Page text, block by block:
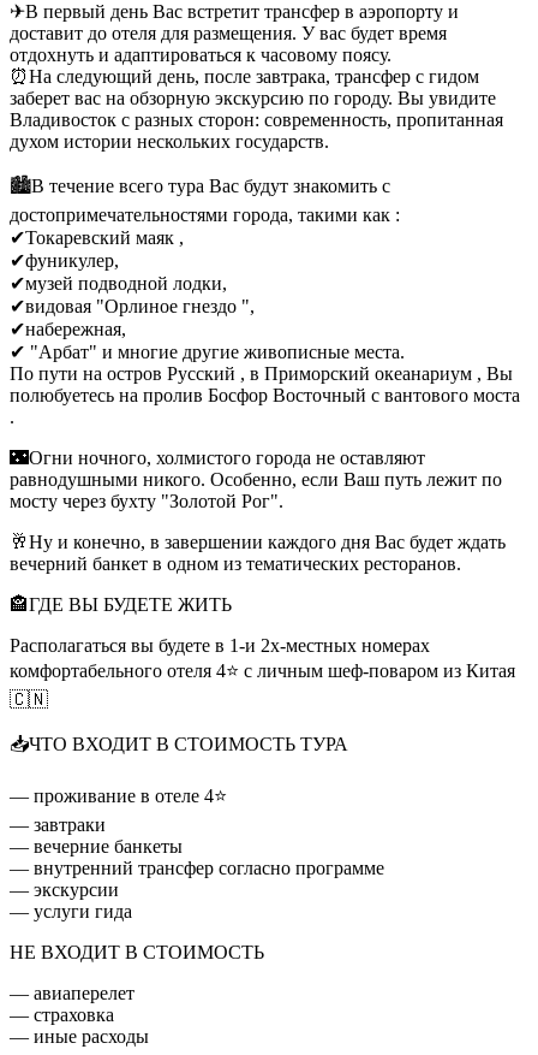
✈В первый день Вас встретит трансфер в аэропорту и
доставит до отеля для размещения. У вас будет время
отдохнуть и адаптироваться к часовому поясу.
⏰На следующий день, после завтрака, трансфер с гидом
заберет вас на обзорную экскурсию по городу. Вы увидите
Владивосток с разных сторон: современность, пропитанная
духом истории нескольких государств.
🏙В течение всего тура Вас будут знакомить с
достопримечательностями города, такими как :
✔Токаревский маяк ,
✔фуникулер,
✔музей подводной лодки,
✔видовая "Орлиное гнездо ",
✔набережная,
✔ "Арбат" и многие другие живописные места.
По пути на остров Русский , в Приморский океанариум , Вы
полюбуетесь на пролив Босфор Восточный с вантового моста
.
🌃Огни ночного, холмистого города не оставляют
равнодушными никого. Особенно, если Ваш путь лежит по
мосту через бухту "Золотой Рог".
🥂Ну и конечно, в завершении каждого дня Вас будет ждать
вечерний банкет в одном из тематических ресторанов.
🏤ГДЕ ВЫ БУДЕТЕ ЖИТЬ
Располагаться вы будете в 1-и 2х-местных номерах
комфортабельного отеля 4⭐ с личным шеф-поваром из Китая
🇨🇳
📥ЧТО ВХОДИТ В СТОИМОСТЬ ТУРА
— проживание в отеле 4⭐
— завтраки
— вечерние банкеты
— внутренний трансфер согласно программе
— экскурсии
— услуги гида
НЕ ВХОДИТ В СТОИМОСТЬ
— авиаперелет
— страховка
— иные расходы